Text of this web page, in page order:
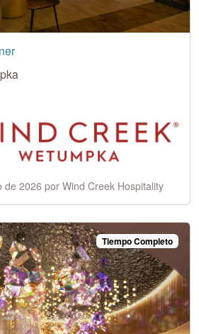
de 2026 por Wind Creek Hospitality
Tiempo Completo